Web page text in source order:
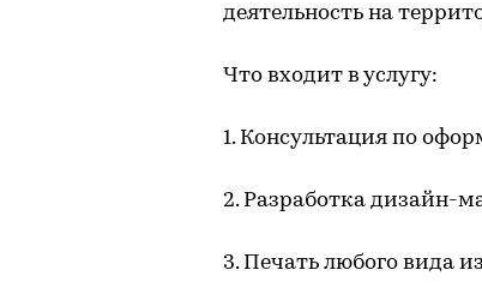
деятельность на
Что входит в услугу:
1. Консультация по
2. Разработка дизайн-
3. Печать любого вида